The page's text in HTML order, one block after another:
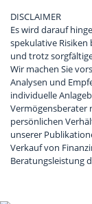
DISCLAIMER
Es wird darauf
spekulative
und trotz
Wir machen Sie
Analysen und
individuelle
Vermögensberater
persönlichen
unserer
Verkauf von
Beratungsleistung